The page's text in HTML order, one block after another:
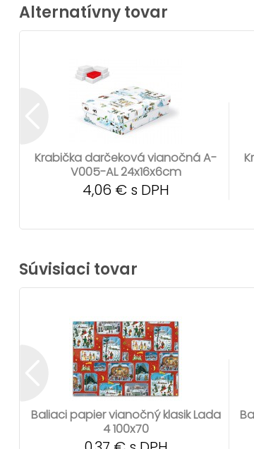
Alternatívny tovar
Krabička darčeková vianočná A-
V005-AL 24x16x6cm
4,06 € s DPH
Súvisiaci tovar
Baliaci papier vianočný klasik Lada
4 100x70